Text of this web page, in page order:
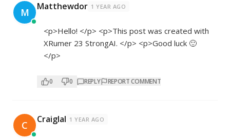
M Matthewdor 1 YEAR AGO
<p>Hello! </p> <p>This post was created with
XRumer 23 StrongAI. </p> <p>Good luck 🙂
</p>
0 0 REPLY REPORT COMMENT
C Craiglal 1 YEAR AGO